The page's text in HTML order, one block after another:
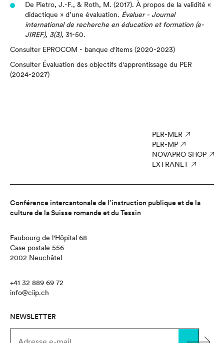
De Pietro, J.-F., & Roth, M. (2017). À propos de la validité «
didactique » d’une évaluation. Évaluer - Journal
international de recherche en éducation et formation (e-
JIREF), 3(3), 31-50.
Consulter EPROCOM - banque d'items (2020-2023)
Consulter Évaluation des objectifs d'apprentissage du PER
(2024-2027)
PER-MER
PER-MP
NOVAPRO SHOP
EXTRANET
Conférence intercantonale de l’instruction publique et de la
culture de la Suisse romande et du Tessin
Faubourg de l'Hôpital 68
Case postale 556
2002 Neuchâtel
+41 32 889 69 72
info@ciip.ch
NEWSLETTER